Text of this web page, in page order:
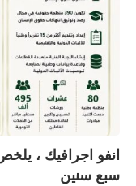
انفو اجرافيك ،
سبع سنين